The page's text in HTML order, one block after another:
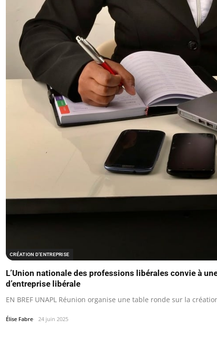
CRÉATION D'ENTREPRISE
L’Union nationale des professions libérales convie à
d’entreprise libérale
EN BREF UNAPL Réunion organise une table ronde sur la
Élise Fabre 24 juin 2025